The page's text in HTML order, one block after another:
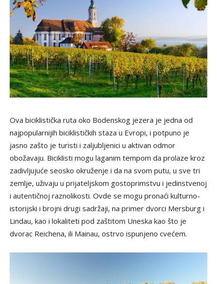
Ova biciklistička ruta oko Bodenskog jezera je jedna od
najpopularnijih biciklističkih staza u Evropi, i potpuno je
jasno zašto je turisti i zaljubljenici u aktivan odmor
obožavaju. Biciklisti mogu laganim tempom da prolaze kroz
zadivljujuće seosko okruženje i da na svom putu, u sve tri
zemlje, uživaju u prijateljskom gostoprimstvu i jedinstvenoj
i autentičnoj raznolikosti. Ovde se mogu pronaći kulturno-
istorijski i brojni drugi sadržaji, na primer dvorci Mersburg i
Lindau, kao i lokaliteti pod zaštitom Uneska kao što je
dvorac Reichena, ili Mainau, ostrvo ispunjeno cvećem.